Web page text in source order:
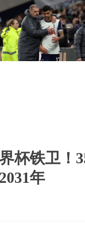
杯铁卫！
年